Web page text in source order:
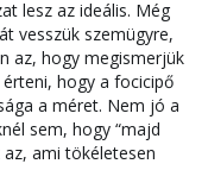
lesz az ideális. Még
vesszük szemügyre,
az, hogy megismerjük
hogy a focicipő
a méret. Nem jó a
sem, hogy “majd
az, ami tökéletesen